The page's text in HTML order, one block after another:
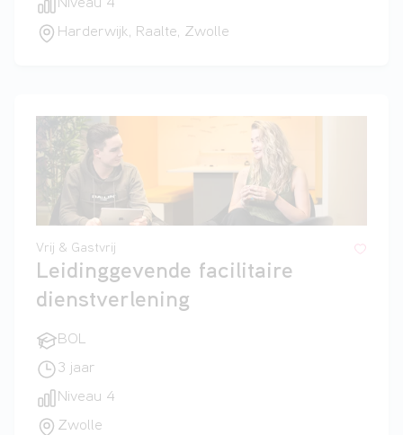
Niveau 4
Harderwijk, Raalte, Zwolle
Vrij & Gastvrij
Leidinggevende facilitaire
dienstverlening
BOL
3 jaar
Niveau 4
Zwolle